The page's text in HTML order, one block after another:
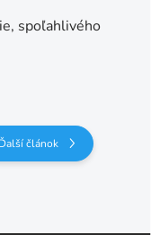
spoľahlivého
Ďalší článok